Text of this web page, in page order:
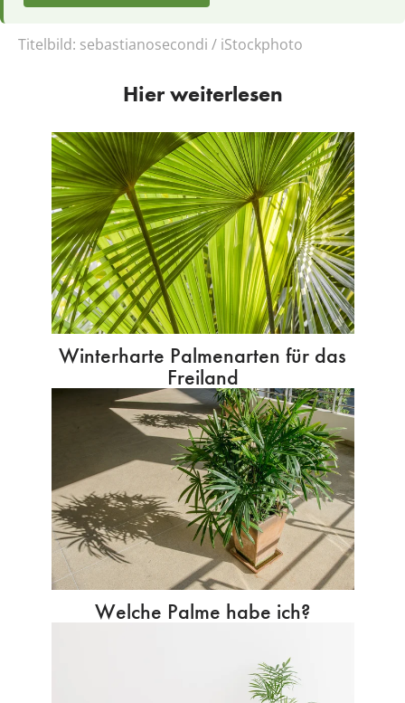
Titelbild: sebastianosecondi / iStockphoto
Hier weiterlesen
Winterharte Palmenarten für das
Freiland
Welche Palme habe ich?